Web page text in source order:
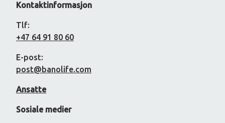
Kontaktinformasjon
Tlf:
+47 64 91 80 60
E-post:
post@banolife.com
Ansatte
Sosiale medier